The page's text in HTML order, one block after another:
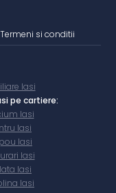
Termeni si conditii
Iasi
pe cartiere:
Iasi
Iasi
Iasi
Iasi
Iasi
Iasi